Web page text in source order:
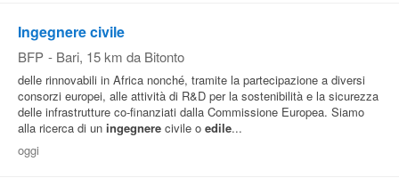
Elenco
professioni
Blog
Ingegnere civile
BFP - Bari, 15 km da Bitonto
delle rinnovabili in Africa nonché, tramite la partecipazione a diversi
consorzi europei, alle attività di R&D per la sostenibilità e la sicurezza
delle infrastrutture co-finanziati dalla Commissione Europea. Siamo
alla ricerca di un ingegnere civile o edile...
oggi